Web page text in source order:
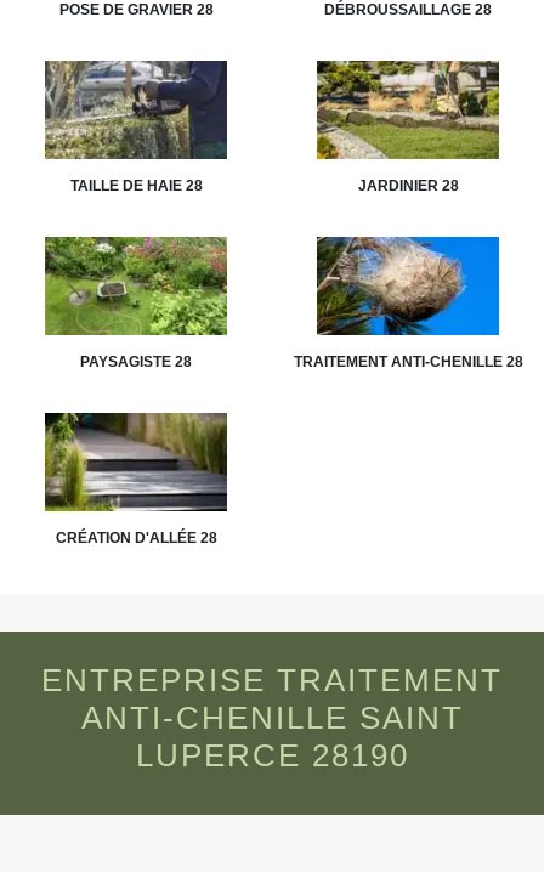
POSE DE GRAVIER 28 DÉBROUSSAILLAGE 28
TAILLE DE HAIE 28 JARDINIER 28
PAYSAGISTE 28 TRAITEMENT ANTI-CHENILLE 28
CRÉATION D'ALLÉE 28
ENTREPRISE TRAITEMENT
ANTI-CHENILLE SAINT
LUPERCE 28190